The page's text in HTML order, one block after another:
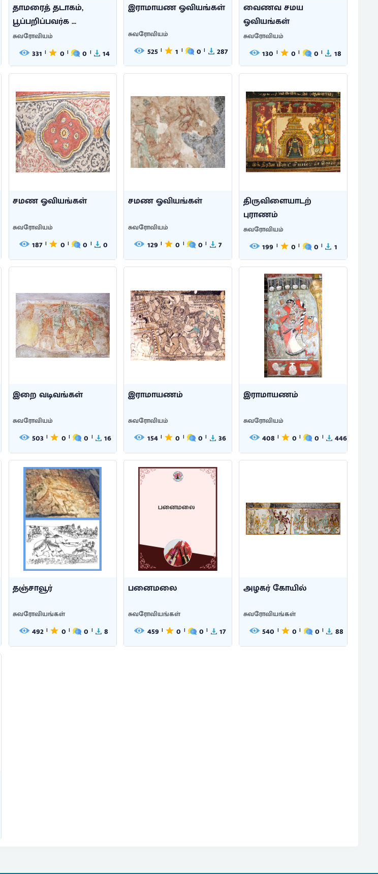
தாமரைத் தடாகம்,
பூப்பறிப்பவர்க ...
சுவரோவியம்
331 | 0 | 0 | 14
இராமாயண ஓவியங்கள்
சுவரோவியம்
525 | 1 | 0 | 287
வைணவ சமய
ஓவியங்கள்
சுவரோவியம்
130 | 0 | 0 | 18
சமண ஓவியங்கள்
சுவரோவியம்
187 | 0 | 0 | 0
சமண ஓவியங்கள்
சுவரோவியம்
129 | 0 | 0 | 7
திருவிளையாடற்
புராணம்
சுவரோவியம்
199 | 0 | 0 | 1
இறை வடிவங்கள்
சுவரோவியம்
503 | 0 | 0 | 16
இராமாயணம்
சுவரோவியம்
154 | 0 | 0 | 36
இராமாயணம்
சுவரோவியம்
408 | 0 | 0 | 446
தஞ்சாவூர்
சுவரோவியங்கள்
492 | 0 | 0 | 8
பனைமலை
பனைமலை
சுவரோவியங்கள்
459 | 0 | 0 | 17
அழகர் கோயில்
சுவரோவியங்கள்
540 | 0 | 0 | 88